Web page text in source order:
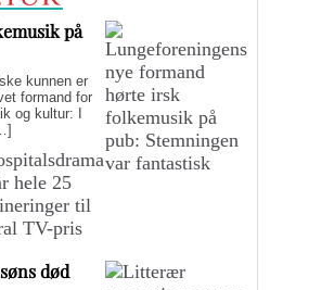
på
kunnen er
formand for
og kultur: I
død